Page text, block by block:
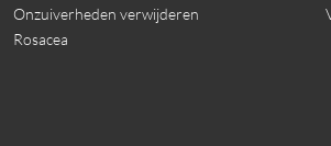
Onzuiverheden verwijderen
Rosacea